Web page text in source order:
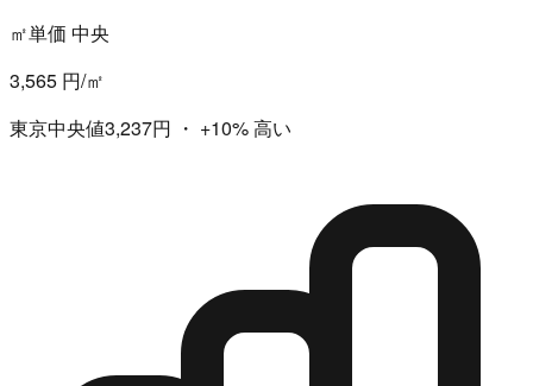
㎡単価 中央
3,565 円/㎡
東京中央値3,237円 ・ +10%高い